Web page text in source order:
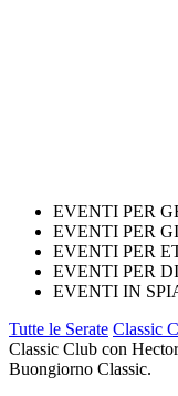
EVENTI PER
EVENTI PER
EVENTI PER
EVENTI PER
EVENTI IN
Tutte le Serate Classic
Classic Club con
Buongiorno Classic.